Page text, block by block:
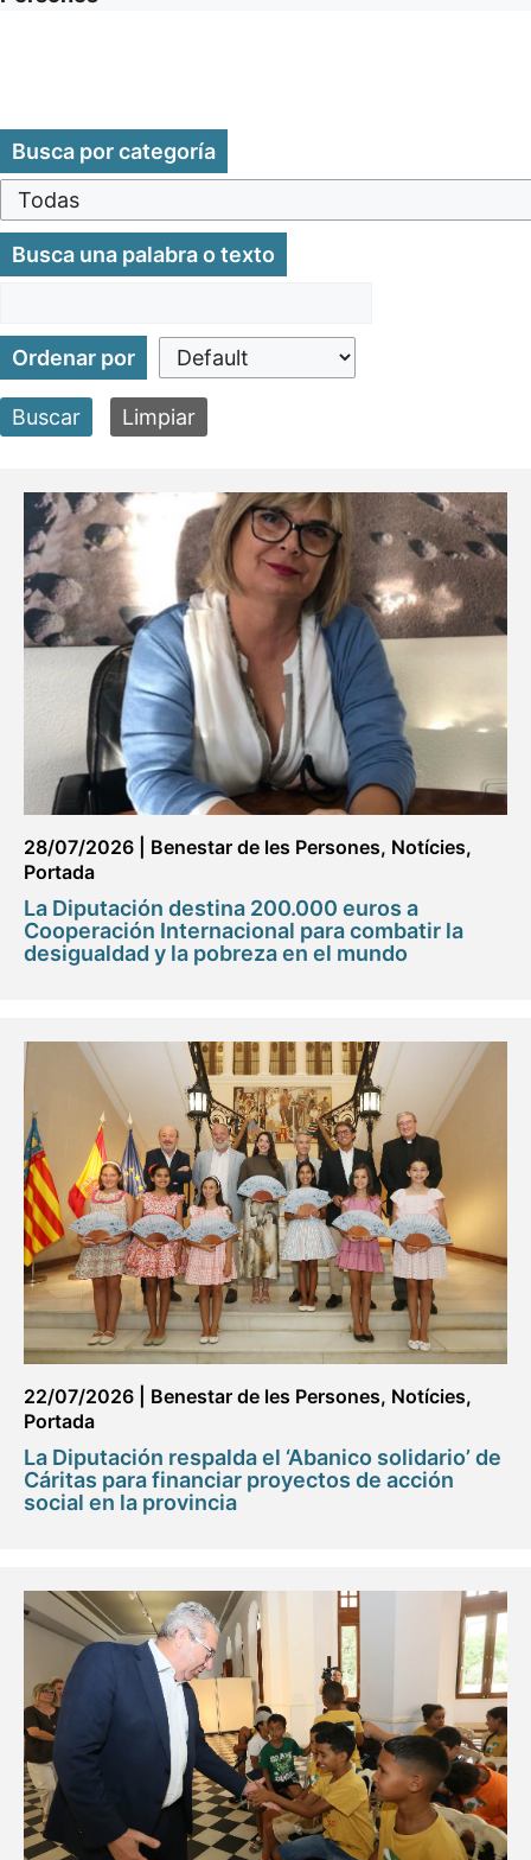
Busca por categoría
Busca una palabra o texto
Ordenar por
Buscar Limpiar
28/07/2026 Benestar de les Persones, Notícies,
Portada
La Diputación destina 200.000 euros a
Cooperación Internacional para combatir la
desigualdad y la pobreza en el mundo
22/07/2026 Benestar de les Persones, Notícies,
Portada
La Diputación respalda el ‘Abanico solidario’ de
Cáritas para financiar proyectos de acción
social en la provincia